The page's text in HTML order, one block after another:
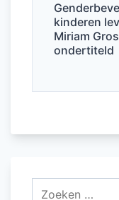
kinderen
Miriam
ondertiteld
Zoeken